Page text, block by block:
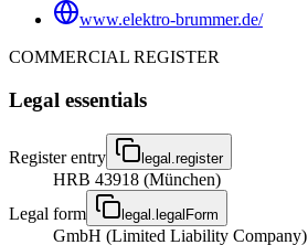
www.elektro-brummer.de/
COMMERCIAL REGISTER
Legal essentials
Register entry legal.register
HRB 43918 (München)
Legal form
legal.legalForm
GmbH (Limited Liability Company)